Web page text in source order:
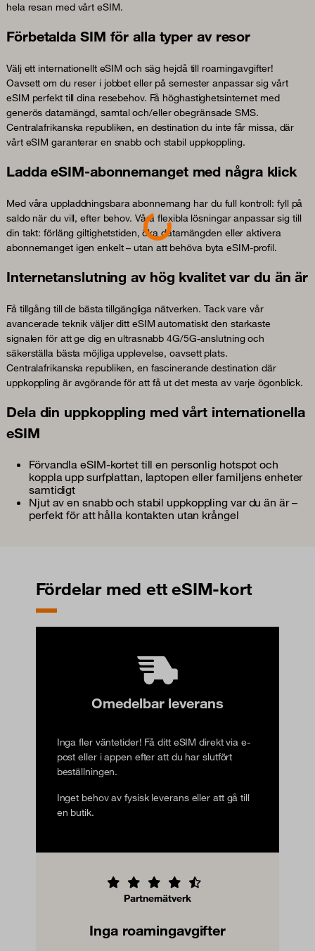
hela resan med vårt eSIM.
Förbetalda SIM för alla typer av resor
Välj ett internationellt eSIM och säg hejdå till roamingavgifter!
Oavsett om du reser i jobbet eller på semester anpassar sig vårt
eSIM perfekt till dina resebehov. Få höghastighetsinternet med
generös datamängd, samtal och/eller obegränsade SMS.
Centralafrikanska republiken, en destination du inte får missa, där
vårt eSIM garanterar en snabb och stabil uppkoppling.
Ladda eSIM-abonnemanget med några klick
Med våra uppladdningsbara abonnemang har du full kontroll: fyll på
saldo när du vill, efter behov. Våra flexibla lösningar anpassar sig till
din takt: förläng giltighetstiden, öka datamängden eller aktivera
abonnemanget igen enkelt – utan att behöva byta eSIM-profil.
Internetanslutning av hög kvalitet var du än är
Få tillgång till de bästa tillgängliga nätverken. Tack vare vår
avancerade teknik väljer ditt eSIM automatiskt den starkaste
signalen för att ge dig en ultrasnabb 4G/5G-anslutning och
säkerställa bästa möjliga upplevelse, oavsett plats.
Centralafrikanska republiken, en fascinerande destination där
uppkoppling är avgörande för att få ut det mesta av varje ögonblick.
Dela din uppkoppling med vårt internationella
eSIM
Förvandla eSIM-kortet till en personlig hotspot och
koppla upp surfplattan, laptopen eller familjens enheter
samtidigt
Njut av en snabb och stabil uppkoppling var du än är –
perfekt för att hålla kontakten utan krångel
Fördelar med ett eSIM-kort
Omedelbar leverans
Inga fler väntetider! Få ditt eSIM direkt via e-
post eller i appen efter att du har slutfört
beställningen.
Inget behov av fysisk leverans eller att gå till
en butik.
Partnernätverk
Inga roamingavgifter
Loading...